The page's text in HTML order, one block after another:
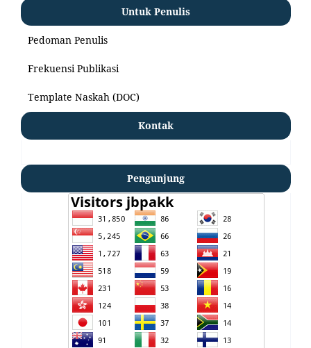
Untuk Penulis
Pedoman Penulis
Frekuensi Publikasi
Template Naskah (DOC)
Kontak
Pengunjung